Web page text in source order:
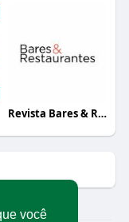
você
Revista Bares & Restaurantes